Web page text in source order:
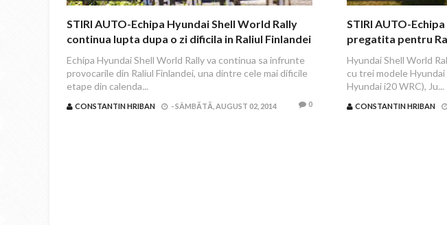
STIRI AUTO-Echipa Hyundai Shell World Rally
continua lupta dupa o zi dificila in Raliul Finlandei
Echipa Hyundai Shell World Rally va continua sa infrunte
provocarile din Raliul Finlandei, una dintre cele mai dificile
etape din calenda...
CONSTANTIN HRIBAN -SÂMBĂTĂ, AUGUST 02, 2014 0
STIRI AUTO-
pregatita pentru
Hyundai Shell World
cu trei modele
Hyundai i20 WRC), Ju...
CONSTANTIN HRIBAN